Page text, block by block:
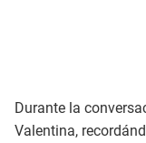
Durante la
Valentina,